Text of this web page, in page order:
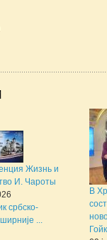
Жизнь и
И. Чароты
србско-
...
В